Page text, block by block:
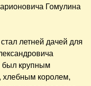
Гомулина
летней дачей для
был крупным
хлебным королем,